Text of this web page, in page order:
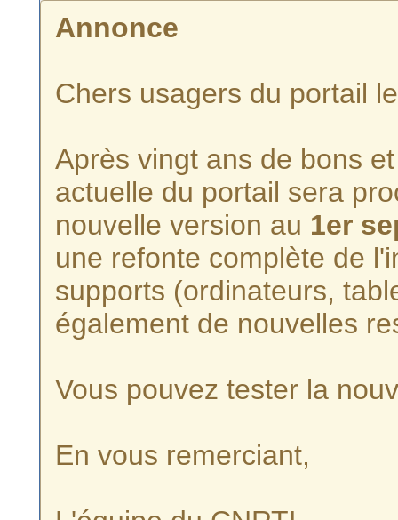
Annonce
Chers usagers du portail
Après vingt ans de bons
actuelle du portail sera
nouvelle version au 1er
une refonte complète de
supports (ordinateurs,
également de nouvelles
Vous pouvez tester la
En vous remerciant,